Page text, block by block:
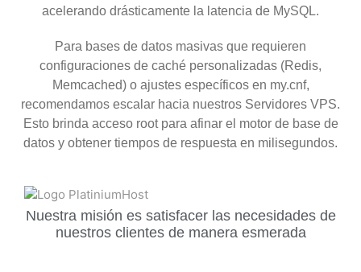
acelerando drásticamente la latencia de MySQL.
Para bases de datos masivas que requieren
configuraciones de caché personalizadas (Redis,
Memcached) o ajustes específicos en my.cnf,
recomendamos escalar hacia nuestros Servidores VPS.
Esto brinda acceso root para afinar el motor de base de
datos y obtener tiempos de respuesta en milisegundos.
Nuestra misión es satisfacer las necesidades de
nuestros clientes de manera esmerada